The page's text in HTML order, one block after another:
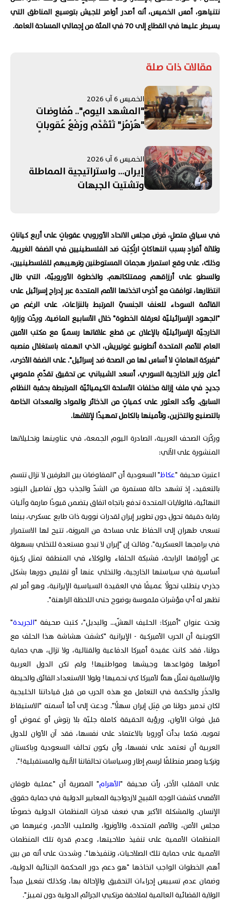
نتنياهو، أمس الخميس، أنه أصدر أوامر للجيش بتوسيع المناطق التي
يسيطر عليها في القطاع إلى 70 في المئة من إجمالي المساحة العامة.
مقالات ذات صلة
الخميس 6 آب 2026
"المشهد اليوم".. مُفاوضات
"هُرْمُز" تَتَقَدَّم ورَفْعُ عُقوباتٍ
الإسرائيليُّ جَنوبًا يُبَدِّدُ الآمالَ
بِمُفاوَضاتِ روما... وإدانَةٌ عَرَبِيَّةٌ -
إسلامِيَّّةٌ لِانتِهاكاتِ الاحتِلالِ في
القُدس
الخميس 6 آب 2026
إيران... واستراتيجية المماطلة
وتشتيت الجبهات
في سياقٍ متصلٍ، فرض مجلس الاتحاد الأوروبي عقوباتٍ على أربع كياناتٍ
وثلاثة أفرادٍ بسبب انتهاكاتٍ ارتُكِبَت ضد الفلسطينيين في الضفة الغربية.
وذلك، على وقع استمرار هجمات المستوطنين وترهيبهم للفلسطينيين،
والسطو على أرزاقهم وممتلكاتهم. والخطوة الأوروبيّة، التي طال
انتظارها، توافقت مع أخرى اتخذتها الأمم المتحدة عبر إدراج إسرائيل على
القائمة السوداء للعنف الجنسيّ المرتبط بالنزاعات، على الرغم من
"الجهود الإسرائيليّة لعرقلة الخطوة" خلال الأسابيع الماضية. وردّت وزارة
الخارجيّة الإسرائيليّة بالإعلان عن قطع علاقاتها رسميًا مع مكتب الأمين
العام للأمم المتحدة أنطونيو غوتيريش، الذي اتهمته باستغلال منصبه
"لفبركة اتهاماتٍ لا أساس لها من الصحة ضد إسرائيل". على الضفة الأخرى،
أعلن وزير الخارجية السوري، أسعد الشيباني عن تحقيق تقدّمٍ ملموسٍ
جديدٍ في ملف إزالة مخلفات الأسلحة الكيميائيّة المرتبطة بحقبة النظام
السابق. وأكد العثور على كمياتٍ من الذخائر والمواد والمعدات الخاصة
بالتصنيع والتخزين، وتأمينها بالكامل تمهيدًا لإتلافها.
وركّزت الصحف العربية، الصادرة اليوم الجمعة، في عناوينها وتحليلاتها
المنشورة على الآتي:
اعتبرت صحيفة "عكاظ" السعودية أن "المفاوضات بين الطرفين لا تزال تتسم
بالتعقيد، إذ تشهد حالة مستمرة من الشدّ والجذب حول تفاصيل البنود
النهائية، فالولايات المتحدة تدفع باتجاه اتفاق يتضمن قيودًا صارمة وآليات
رقابة دقيقة تحول دون تطوير إيران لقدرات نووية ذات طابع عسكري، بينما
تسعى طهران إلى الحفاظ على مساحة من المرونة، تتيح لها الاستمرار
في برامجها العسكرية". وقالت إن "إيران لا تبدو مستعدة للتخلي بسهولة
عن أوراقها الرابحة، فشبكة الحلفاء والوكلاء في المنطقة تمثل ركيزة
أساسية في سياستها الخارجية، والتخلي عنها أو تقليص دورها بشكل
جذري يتطلب تحولًا عميقًا في العقيدة السياسية الإيرانية، وهو أمر لم
تظهر له أي مؤشرات ملموسة بوضوح حتى اللحظة الراهنة".
وتحت عنوان "أميركا: الحليف الهشّ... والبديل"، كتبت صحيفة "الجريدة"
الكويتية أن الحرب الأميركية - الإيرانية "كشفت هشاشة هذا الحلف مع
دولنا، فقد كانت عقيدة أميركا الدفاعية والقتالية، ولا تزال، هي حماية
أصولها وقواعدها وجيشها ومواطنيها! ولم تكن الدول العربية
والإسلامية تمثّل همًّا لأميركا كي تحميها! ولولا الاستعداد الفائق والحيطة
والحذَر والحكمة في التعامل مع هذه الحرب من قبل قياداتنا الخليجية
لكان تدمير دولنا من قِبَل إيران سهلًا". ودعت إلى أما أسمته "الاستيقاظ
قبل فوات الأوان، ورؤية الحقيقة كاملة جليّة بلا رتوش أو غموض أو
تمويه. فكما بدأت أوروبا بالاعتماد على نفسها، فقد آن الأوان للدول
العربية أن تعتمد على نفسها، وأن يكون تحالف السعودية وباكستان
وتركيا ومصر منطلقًا لرسم إطار وسياسات تحالفاتنا الآنية والمستقبلية!".
على المقلب الآخر، رأت صحيفة "الأهرام" المصرية أن "عملية طوفان
الأقصى كشفت الوجه القبيح لازدواجية المعايير الدولية في حماية حقوق
الإنسان. والمشكلة الأكبر هي ضعف قدرات المنظمات الدولية خصوصًا
مجلس الأمن، والأمم المتحدة، والأونروا، والصليب الأحمر، وغيرهما من
المنظمات الأممية على تنفيذ صلاحيتها، وعدم قدرة تلك المنظمات
الأممية على حماية تلك الصلاحيات، وتنفيذها". وشددت على أنه من بين
أهم الخطوات الواجب اتخاذها "هو دعم دور المحكمة الجنائية الدولية،
وضمان عدم تسييس إجراءات التحقيق والإحالة بها، وكذلك تفعيل مبدأ
الولاية القضائية العالمية لملاحقة مرتكبي الجرائم الدولية دون تمييز".